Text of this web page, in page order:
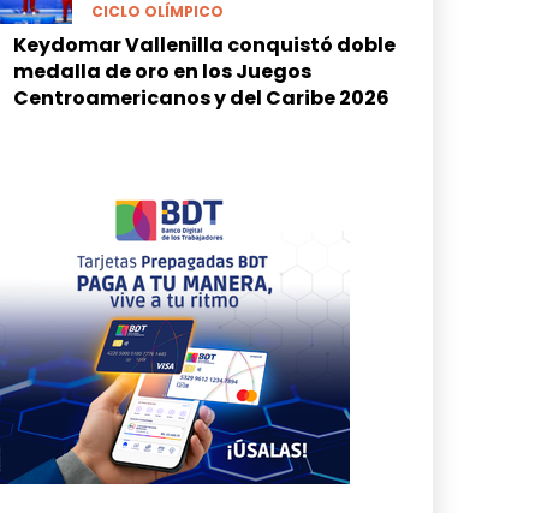
CICLO OLÍMPICO
Keydomar Vallenilla conquistó doble
medalla de oro en los Juegos
Centroamericanos y del Caribe 2026